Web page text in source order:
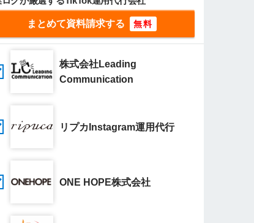
まとめて資料請求する
株式会社Leading
Communication
リプカInstagram運用代行
ONE HOPE株式会社